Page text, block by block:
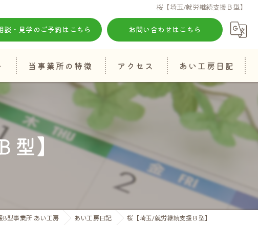
桜【埼玉/就労継続支援Ｂ型】
談・見学のご予約はこちら お問い合わせはこちら
当事業所の特徴
発達障がい
生活習慣
アクセス あい工房日記
型】
B型事業所 あい工房 あい工房日記 桜【埼玉/就労継続支援Ｂ型】